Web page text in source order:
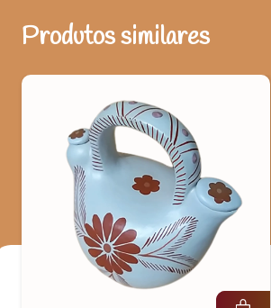
Artista: Lilian Gomes Xavier Dias, é uma
(MG), região do Vale do Jequitinhonha.
Francisco Xavier, também artesã, ela se
dessa tradição familiar e territorial,
como prática de vida e identidade.
Ao adquirir esta peça, você ajuda a
a cultura brasileira.
*Observação: Produtos artesanais podem
de dimensões e variações de cores, o que
na peça.
Produtos similares